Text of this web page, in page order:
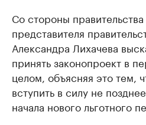
Со стороны
представителя
Александра Лихачева
принять законопроект в
целом, объясняя это тем,
вступить в силу не
начала нового льготного